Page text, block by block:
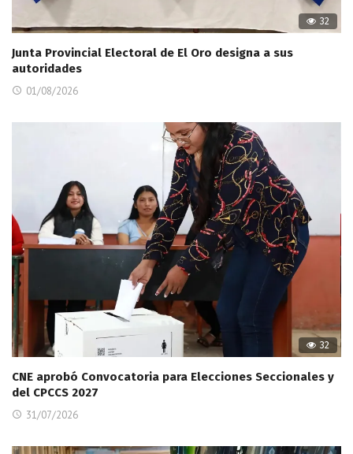
32
Junta Provincial Electoral de El Oro designa a sus
autoridades
01/08/2026
32
CNE aprobó Convocatoria para Elecciones Seccionales y
del CPCCS 2027
31/07/2026